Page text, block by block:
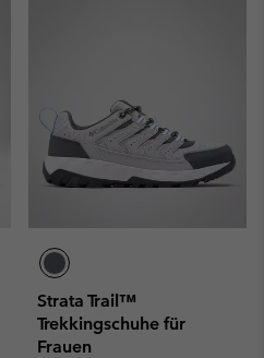
Strata Trail™
Trekkingschuhe für
Frauen